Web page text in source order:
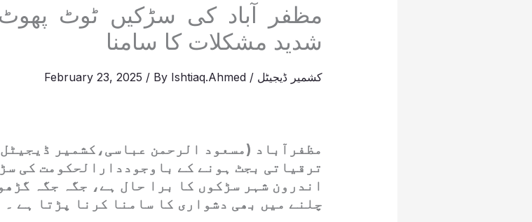
مظفر آباد کی سڑکیں ٹوٹ
شدید مشکلات کا سامنا
کشمیر ڈیجیٹل /
February 23, 2025 / By Ishtiaq.Ahmed
مظفرآباد (مسعود الرحمن عباسی،کشمیر
ترقیاتی بجٹ ہونے کے باوجوددارالحکومت کی
اندرون شہر سڑکوں کا برا حال ہے، جگہ جگہ
چلنے میں بھی دشواری کا سامنا کرنا پڑتا ہے ۔